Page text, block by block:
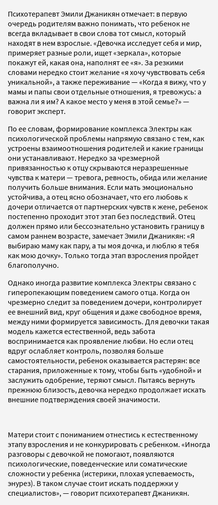
Психотерапевт Эмили Джаникян отмечает: в первую
очередь родителям важно понимать, что ребенок не
всегда вкладывает в свои слова тот смысл, который
находят в нем взрослые. «Девочка исследует себя и мир,
примеряет разные роли, ищет «зеркала», которые
покажут ей, какая она, наполнят ее «я». За резкими
словами нередко стоит желание «я хочу чувствовать себя
уникальной», а также переживание — «Когда я вижу, что у
мамы и папы свои отдельные отношения, я тревожусь: а
важна ли я им? А какое место у меня в этой семье?» —
говорит эксперт.
По ее словам, формирование комплекса Электры как
психологической проблемы напрямую связано с тем, как
устроены взаимоотношения родителей и какие границы
они устанавливают. Нередко за чрезмерной
привязанностью к отцу скрываются неразрешенные
чувства к матери — тревога, ревность, обида или желание
получить больше внимания. Если мать эмоционально
устойчива, а отец ясно обозначает, что его любовь к
дочери отличается от партнерских чувств к жене, ребенок
постепенно проходит этот этап без последствий. Отец
должен прямо или бессознательно установить границу в
самом раннем возрасте, замечает Эмили Джаникян: «Я
выбираю маму как пару, а ты моя дочка, и люблю я тебя
как мою дочку». Только тогда этап взросления пройдет
благополучно.
Однако иногда развитие комплекса Электры связано с
гиперопекающим поведением самого отца. Когда он
чрезмерно следит за поведением дочери, контролирует
ее внешний вид, круг общения и даже свободное время,
между ними формируется зависимость. Для девочки такая
модель кажется естественной, ведь забота
воспринимается как проявление любви. Но если отец
вдруг ослабляет контроль, позволяя больше
самостоятельности, ребенок оказывается растерян: все
старания, приложенные к тому, чтобы быть «удобной» и
заслужить одобрение, теряют смысл. Пытаясь вернуть
прежнюю близость, девочка нередко продолжает искать
внешние подтверждения своей значимости.
Матери стоит с пониманием отнестись к естественному
этапу взросления и не конкурировать с ребенком. «Иногда
разговоры с девочкой не помогают, появляются
психологические, поведенческие или соматические
сложности у ребенка (истерики, плохая успеваемость,
энурез). В таком случае стоит искать поддержки у
специалистов», — говорит психотерапевт Джаникян.